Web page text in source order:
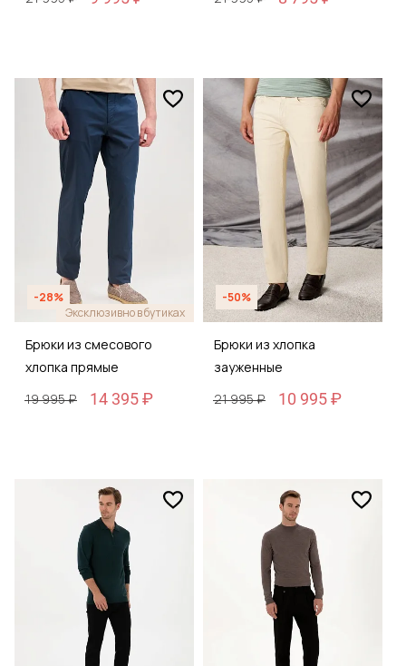
-28%
Эксклюзивно в бутиках
Брюки из смесового
хлопка прямые
19 995 ₽
14 395 ₽
-50%
Брюки из хлопка
зауженные
21 995 ₽
10 995 ₽